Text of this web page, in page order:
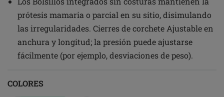
prótesis mamaria o parcial en su sitio, disimulando
las irregularidades. Cierres de corchete Ajustable en
anchura y longitud; la presión puede ajustarse
fácilmente (por ejemplo, desviaciones de peso).
COLORES